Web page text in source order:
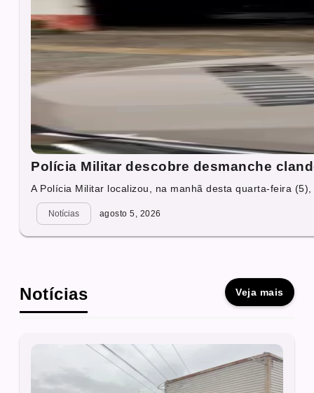
Polícia Militar descobre desmanche
A Polícia Militar localizou, na manhã desta quarta-feira
Notícias agosto 5, 2026
Notícias Veja mais